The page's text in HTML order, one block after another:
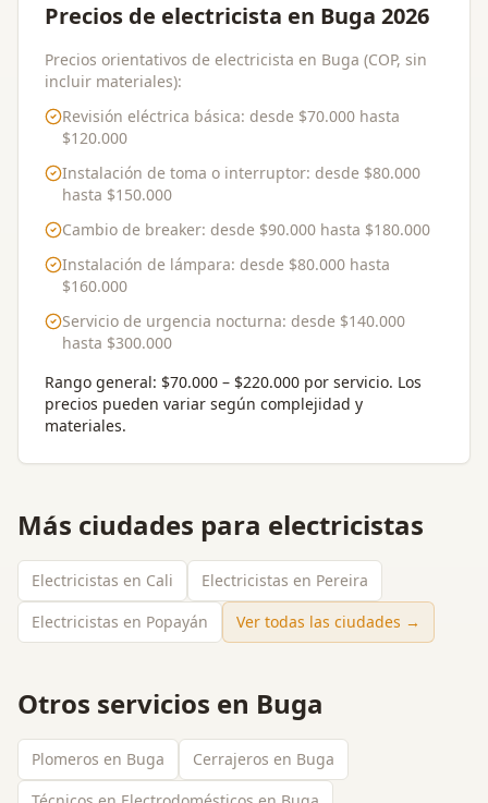
Precios de electricista en Buga 2026
Precios orientativos de electricista en Buga (COP, sin
incluir materiales):
Revisión eléctrica básica: desde $70.000 hasta
$120.000
Instalación de toma o interruptor: desde $80.000
hasta $150.000
Cambio de breaker: desde $90.000 hasta $180.000
Instalación de lámpara: desde $80.000 hasta
$160.000
Servicio de urgencia nocturna: desde $140.000
hasta $300.000
Rango general: $70.000 – $220.000 por servicio. Los
precios pueden variar según complejidad y
materiales.
Más ciudades para electricistas
Electricistas en Cali
Electricistas en Pereira
Electricistas en Popayán
Ver todas las ciudades →
Otros servicios en Buga
Plomeros en Buga
Cerrajeros en Buga